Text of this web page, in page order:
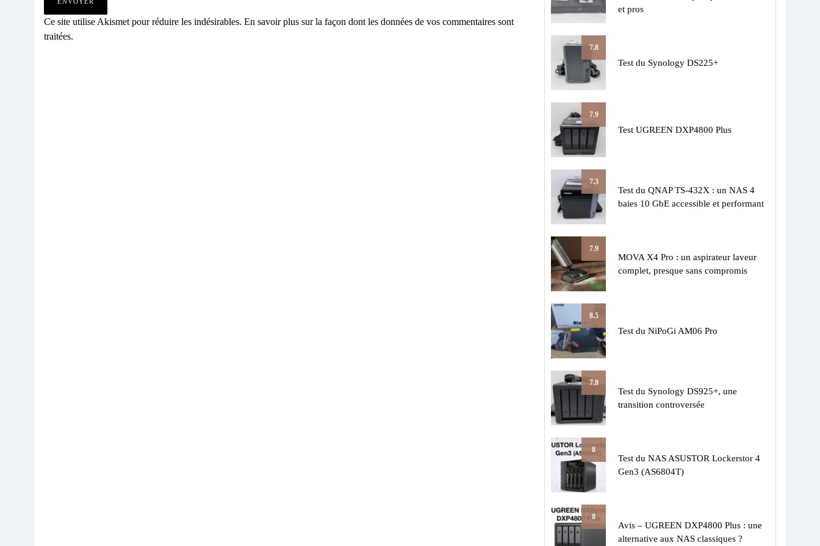
Ce site utilise Akismet pour réduire les indésirables. En savoir plus sur la façon dont les données de vos commentaires sont
traitées.
et pros
7.8
Test du Synology DS225+
7.9
Test UGREEN DXP4800 Plus
7.3
Test du QNAP TS-432X : un NAS 4
baies 10 GbE accessible et performant
7.9
MOVA X4 Pro : un aspirateur laveur
complet, presque sans compromis
8.5
Test du NiPoGi AM06 Pro
7.8
Test du Synology DS925+, une
transition controversée
8
Test du NAS ASUSTOR Lockerstor 4
Gen3 (AS6804T)
8
Avis – UGREEN DXP4800 Plus : une
alternative aux NAS classiques ?